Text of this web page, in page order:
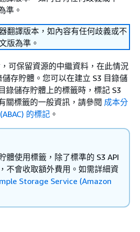
準。
翻譯版本，如內容有任何歧義或不
版為準。
可保留資源的中繼資料，在此情況
存貯體。您可以在建立 S3 目錄儲
錄儲存貯體上的標籤時，標記 S3
關標籤的一般資訊，請參閱 成本分
的標記 。
體使用標籤，除了標準的 S3 API
不會收取額外費用。如需詳細資
Storage Service (Amazon